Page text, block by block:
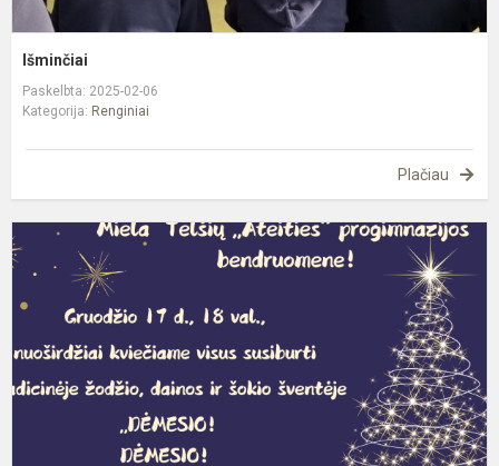
Išminčiai
Paskelbta: 2025-02-06
Kategorija: Renginiai
Plačiau